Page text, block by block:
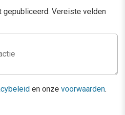
gepubliceerd. Vereiste velden
en onze voorwaarden.